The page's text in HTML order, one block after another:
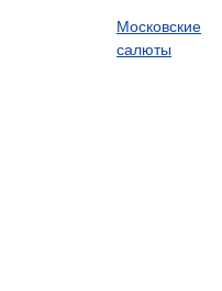
Московские
салюты